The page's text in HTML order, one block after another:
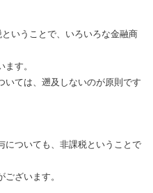
いうことで、いろいろな金融商
す。
いては、遡及しないのが原則です
についても、非課税ということで
ざいます。